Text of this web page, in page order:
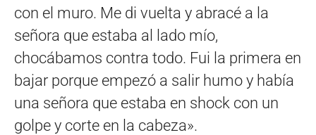
con el muro. Me di vuelta y abracé a la
señora que estaba al lado mío,
chocábamos contra todo. Fui la primera en
bajar porque empezó a salir humo y había
una señora que estaba en shock con un
golpe y corte en la cabeza».